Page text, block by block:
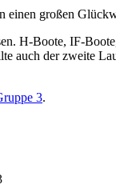
einen großen
H-Boote, IF-
auch der zweite
3.